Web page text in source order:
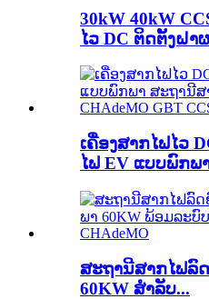
30kW 40kW
ໄວ DC ຕິດຕັ້ງຝາ
ເຄື່ອງສາກໄຟໄວ
ໄຟ EV ແບບພົກພ
ສະຖານີສາກໄຟລົ
60KW ສຳລັບ...